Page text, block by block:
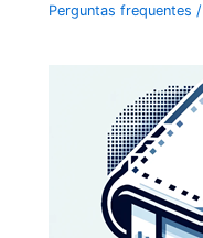
Perguntas frequentes